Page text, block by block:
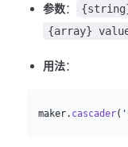
参数：
{array}
用法：
  maker.
cascader(